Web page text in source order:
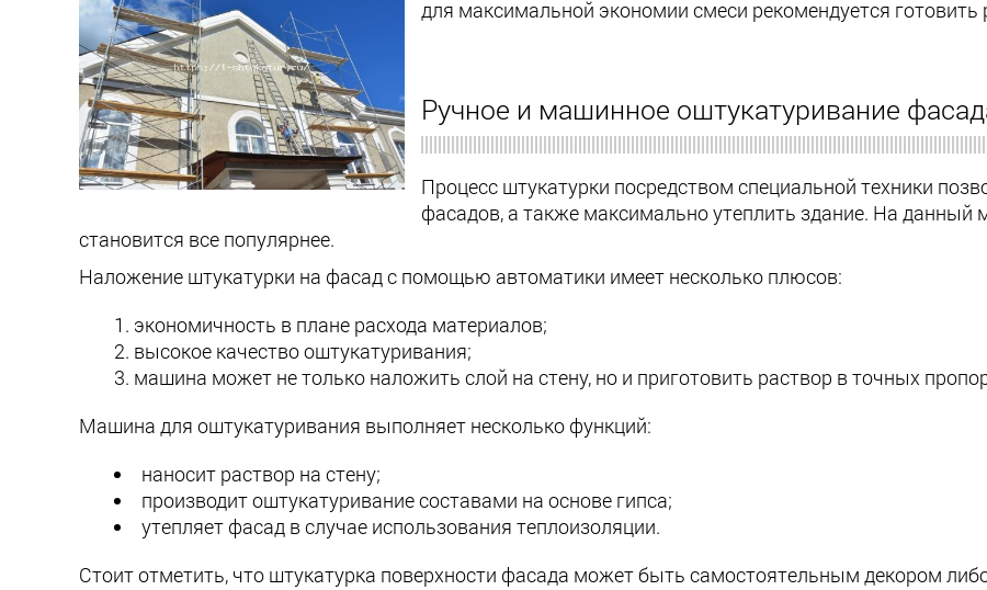
для максимальной экономии смеси рекомендуется готовить
Ручное и машинное оштукатуривание
Процесс штукатурки посредством специальной техники
фасадов, а также максимально утеплить здание. На
становится все популярнее.
Наложение штукатурки на фасад с помощью автоматики имеет несколько плюсов:
экономичность в плане расхода материалов;
высокое качество оштукатуривания;
машина может не только наложить слой на стену, но и приготовить раствор в точных
Машина для оштукатуривания выполняет несколько функций:
наносит раствор на стену;
производит оштукатуривание составами на основе гипса;
утепляет фасад в случае использования теплоизоляции.
Стоит отметить, что штукатурка поверхности фасада может быть самостоятельным декором